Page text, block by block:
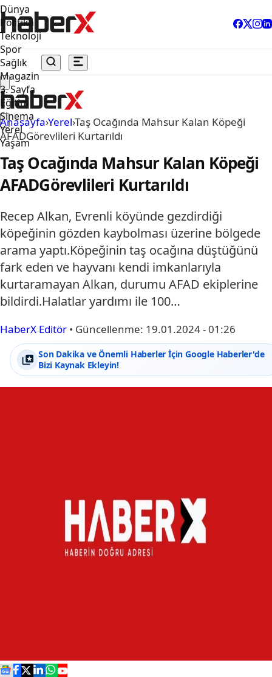
Dünya
Politika
Teknoloji
Spor
Sağlık
Magazin
3. Sayfa
Eğitim
Sinema
Yerel
Yaşam
Anasayfa›Yerel›Taş Ocağında Mahsur Kalan Köpeği
AFADGörevlileri Kurtarıldı
Taş Ocağında Mahsur Kalan Köpeği
AFADGörevlileri Kurtarıldı
Recep Alkan, Evrenli köyünde gezdirdiği
köpeğinin gözden kaybolması üzerine bölgede
arama yaptı.Köpeğinin taş ocağına düştüğünü
fark eden ve hayvanı kendi imkanlarıyla
kurtaramayan Alkan, durumu AFAD ekiplerine
bildirdi.Halatlar yardımı ile 100…
HaberX Editör • Güncellenme: 19.01.2024 - 01:26
Son Dakika ve Önemli Haberler İçin Google Haberler'de
Bizi Kaynak Ekleyin!